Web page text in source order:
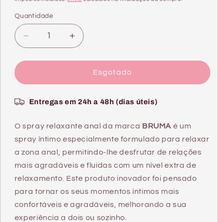
Quantidade
Quantidade
Diminuir
a
quantidade
SPRAY
RELAXANTE
30
ML
Aumentar
a
quantidade
SPRAY
RELAXANTE
30
ML
Esgotado
Entregas em 24h a 48h (dias úteis)
O spray relaxante anal da marca BRUMA é um
spray íntimo especialmente formulado para relaxar
a zona anal, permitindo-lhe desfrutar de relações
mais agradáveis e fluidas com um nível extra de
relaxamento. Este produto inovador foi pensado
para tornar os seus momentos íntimos mais
confortáveis e agradáveis, melhorando a sua
experiência a dois ou sozinho.